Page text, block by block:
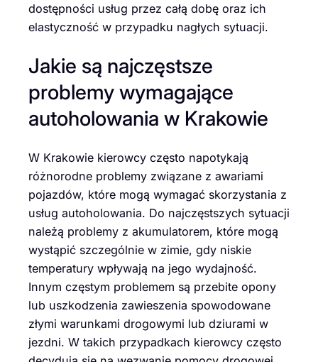
dostępności usług przez całą dobę oraz ich
elastyczność w przypadku nagłych sytuacji.
Jakie są najczęstsze
problemy wymagające
autoholowania w Krakowie
W Krakowie kierowcy często napotykają
różnorodne problemy związane z awariami
pojazdów, które mogą wymagać skorzystania z
usług autoholowania. Do najczęstszych sytuacji
należą problemy z akumulatorem, które mogą
wystąpić szczególnie w zimie, gdy niskie
temperatury wpływają na jego wydajność.
Innym częstym problemem są przebite opony
lub uszkodzenia zawieszenia spowodowane
złymi warunkami drogowymi lub dziurami w
jezdni. W takich przypadkach kierowcy często